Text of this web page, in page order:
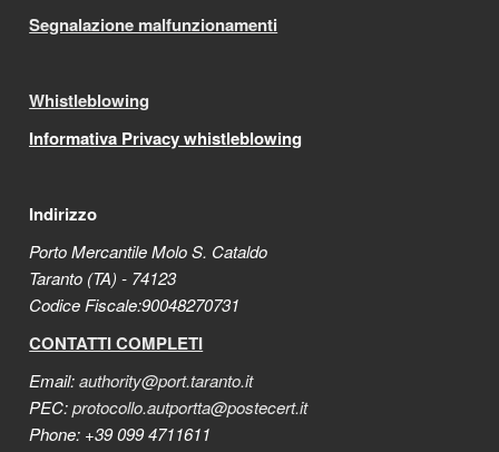
Segnalazione malfunzionamenti
Whistleblowing
Informativa Privacy whistleblowing
Indirizzo
Porto Mercantile Molo S. Cataldo
Taranto (TA) - 74123
Codice Fiscale:90048270731
CONTATTI COMPLETI
Email:authority@port.taranto.it
PEC:protocollo.autportta@postecert.it
Phone: +39 099 4711611